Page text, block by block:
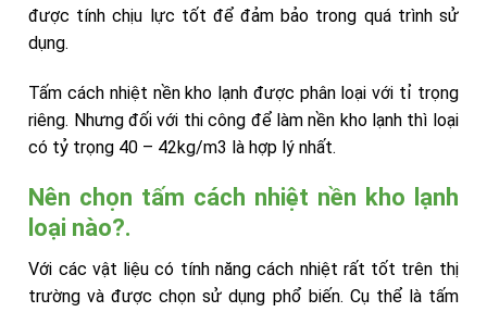
được tính chịu lực tốt để đảm bảo trong quá trình sử
dụng.
Tấm cách nhiệt nền kho lạnh được phân loại với tỉ trọng
riêng. Nhưng đối với thi công để làm nền kho lạnh thì loại
có tỷ trọng 40 – 42kg/m3 là hợp lý nhất.
Nên chọn tấm cách nhiệt nền kho lạnh
loại nào?.
Với các vật liệu có tính năng cách nhiệt rất tốt trên thị
trường và được chọn sử dụng phổ biến. Cụ thể là tấm